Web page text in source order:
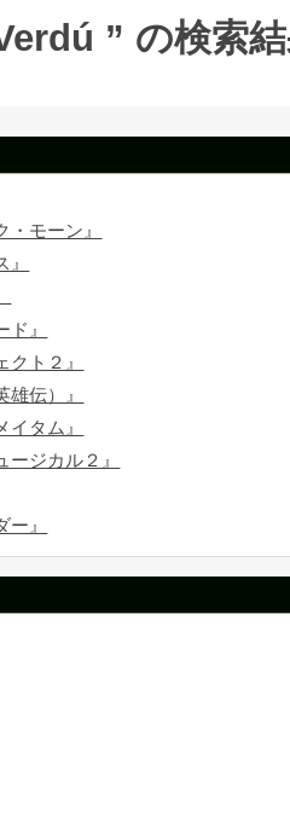
” の検索
・モーン』
』
ド』
クト２』
雄伝）』
イタム』
ージカル２』
ー』